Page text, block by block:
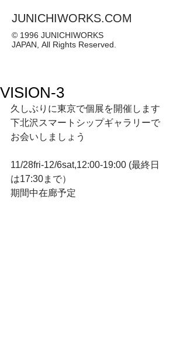
JUNICHIWORKS.COM
© 1996 JUNICHIWORKS
JAPAN, All Rights Reserved.
VISION-3
久しぶりに東京で個展を開催します
下北沢スマートシップギャラリーで
お会いしましょう
11/28fri-12/6sat,12:00-19:00 (最終日
は17:30まで）
期間中在廊予定